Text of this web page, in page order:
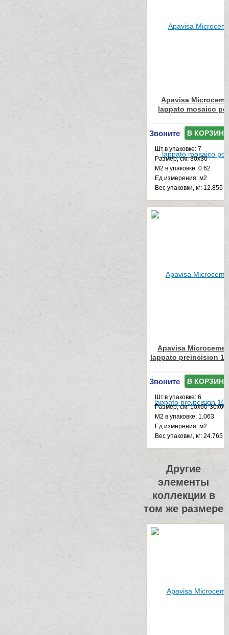
Apavisa
lappato mosaico
Звоните В КОРЗИНУ
Шт.в упаковке: 7
Размер, см: 30x30
М2 в упаковке: 0.62
Ед.измерения: м2
Веc упаковки, кг: 12.855
Apavisa
lappato preincision
Звоните В КОРЗИНУ
Шт.в упаковке: 6
Размер, см: 10x60-30x60
М2 в упаковке: 1.063
Ед.измерения: м2
Веc упаковки, кг: 24.765
Другие
элементы
коллекции в
том же размере